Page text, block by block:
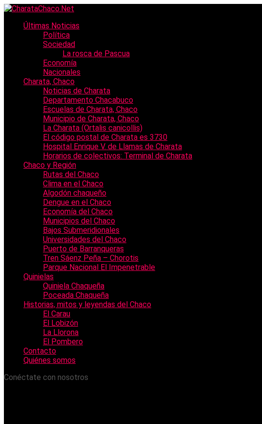
Últimas Noticias
Política
Sociedad
La rosca de Pascua
Economía
Nacionales
Charata, Chaco
Noticias de Charata
Departamento Chacabuco
Escuelas de Charata, Chaco
Municipio de Charata, Chaco
La Charata (Ortalis canicollis)
El código postal de Charata es 3730
Hospital Enrique V. de Llamas de Charata
Horarios de colectivos: Terminal de Charata
Chaco y Región
Rutas del Chaco
Clima en el Chaco
Algodón chaqueño
Dengue en el Chaco
Economía del Chaco
Municipios del Chaco
Bajos Submeridionales
Universidades del Chaco
Puerto de Barranqueras
Tren Sáenz Peña – Chorotis
Parque Nacional El Impenetrable
Quinielas
Quiniela Chaqueña
Poceada Chaqueña
Historias, mitos y leyendas del Chaco
El Carau
El Lobizón
La Llorona
El Pombero
Contacto
Quiénes somos
Conéctate con nosotros